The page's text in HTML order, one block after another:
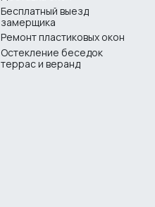
Бесплатный выезд
замерщика
Ремонт пластиковых окон
Остекление беседок
террас и веранд